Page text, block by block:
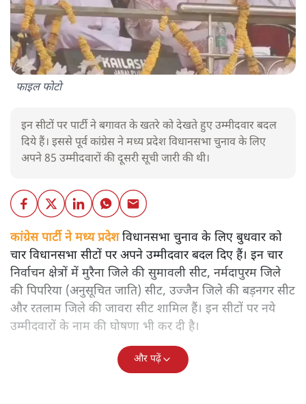
फाइल फोटो
इन सीटों पर पार्टी ने बगावत के खतरे को देखते हुए उम्मीदवार बदल
दिये हैं। इससे पूर्व कांग्रेस ने मध्य प्रदेश विधानसभा चुनाव के लिए
अपने 85 उम्मीदवारों की दूसरी सूची जारी की थी।
कांग्रेस पार्टी ने मध्य प्रदेशविधानसभा चुनाव के लिए बुधवार को
चार विधानसभा सीटों पर अपने उम्मीदवार बदल दिए हैं। इन चार
निर्वाचन क्षेत्रों में मुरैना जिले की सुमावली सीट, नर्मदापुरम जिले
की पिपरिया (अनुसूचित जाति) सीट, उज्जैन जिले की बड़नगर सीट
और रतलाम जिले की जावरा सीट शामिल हैं। इन सीटों पर नये
उम्मीदवारों के नाम की घोषणा भी कर दी है।
और पढ़ें